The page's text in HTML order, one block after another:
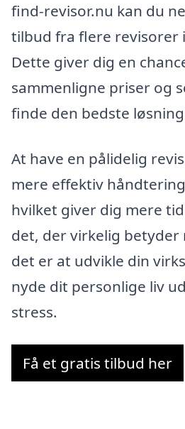
find-revisor.nu kan du
tilbud fra flere revisorer
Dette giver dig en
sammenligne priser og
finde den bedste
At have en pålidelig
mere effektiv
hvilket giver dig mere
det, der virkelig betyder
det er at udvikle din
nyde dit personlige liv
stress.
Få et gratis tilbud her